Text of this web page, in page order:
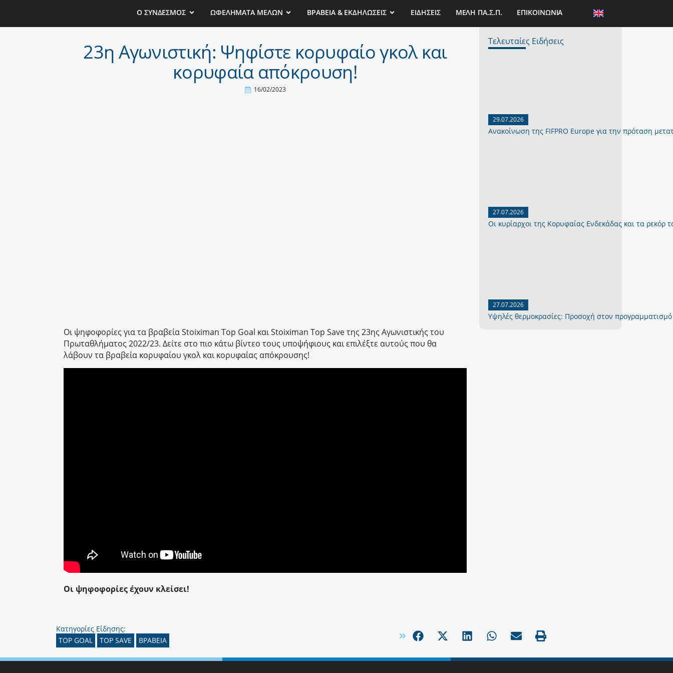
Ο ΣΥΝΔΕΣΜΟΣ ΩΦΕΛΗΜΑΤΑ ΜΕΛΩΝ ΒΡΑΒΕΙΑ & ΕΚΔΗΛΩΣΕΙΣ ΕΙΔΗΣΕΙΣ ΜΕΛΗ ΠΑ.Σ.Π. ΕΠΙΚΟΙΝΩΝΙΑ
23η Αγωνιστική: Ψηφίστε κορυφαίο γκολ και
κορυφαία απόκρουση!
16/02/2023
Οι ψηφοφορίες για τα βραβεία Stoiximan Top Goal και Stoiximan Top Save της 23ης Αγωνιστικής του
Πρωταθλήματος 2022/23. Δείτε στο πιο κάτω βίντεο τους υποψήφιους και επιλέξτε αυτούς που θα
λάβουν τα βραβεία κορυφαίου γκολ και κορυφαίας απόκρουσης!
Οι ψηφοφορίες έχουν κλείσει!
Τελευταίες Ειδήσεις
29.07.2026
Ανακοίνωση της FIFPRO Europe για την πρόταση
27.07.2026
Οι κυρίαρχοι της Κορυφαίας Ενδεκάδας και τα ρεκόρ
27.07.2026
Yψηλές θερμοκρασίες: Προσοχή στον
Κατηγορίες Είδησης:
TOP GOAL
TOP SAVE ΒΡΑΒΕΙΑ